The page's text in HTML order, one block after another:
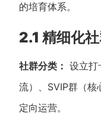
的培育体系。
2.1 精细化
社群分类： 设立打
流）、SVIP群（
定向运营。